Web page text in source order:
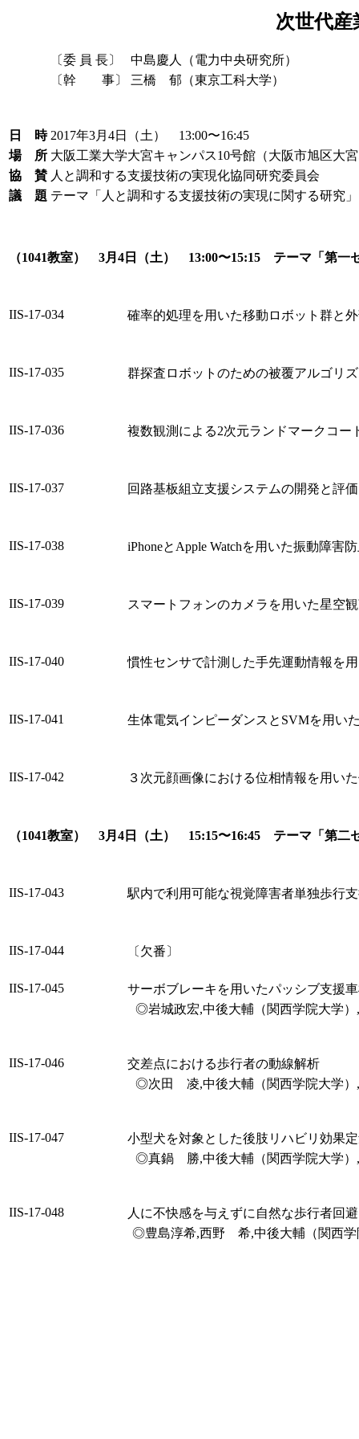
次世代
〔委 員 長〕
中島慶人（電力中央研究所）
〔幹 事〕
三橋 郁（東京工科大学）
日 時 2017年3月4日（土） 13:00〜16:45
場 所 大阪工業大学大宮キャンパス10号館（大阪市旭区大宮
協 賛 人と調和する支援技術の実現化協同研究委員会
議 題 テーマ「人と調和する支援技術の実現に関する研究」
（1041教室） 3月4日（土） 13:00〜15:15 テーマ「第一
IIS-17-034 確率的処理を用いた移動ロボット群と
IIS-17-035 群探査ロボットのための被覆アルゴリ
IIS-17-036 複数観測による2次元ランドマークコー
IIS-17-037 回路基板組立支援システムの開発と評価
IIS-17-038 iPhoneとApple Watchを用いた振動障害
IIS-17-039 スマートフォンのカメラを用いた星空
IIS-17-040 慣性センサで計測した手先運動情報を
IIS-17-041 生体電気インピーダンスとSVMを用い
IIS-17-042 ３次元顔画像における位相情報を用い
（1041教室） 3月4日（土） 15:15〜16:45 テーマ「第二
IIS-17-043 駅内で利用可能な視覚障害者単独歩行
IIS-17-044 〔欠番〕
IIS-17-045
サーボブレーキを用いたパッシブ支援
◎岩城政宏,中後大輔（関西学院大学
IIS-17-046
交差点における歩行者の動線解析
◎次田 凌,中後大輔（関西学院大学
IIS-17-047
小型犬を対象とした後肢リハビリ効果
◎真鍋 勝,中後大輔（関西学院大学
IIS-17-048
人に不快感を与えずに自然な歩行者回
◎豊島淳希,西野 希,中後大輔（関西